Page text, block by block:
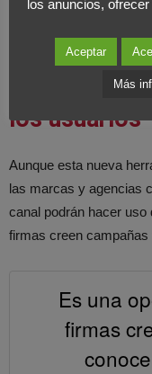
abajo las stories.
moderación que no
Un espacio
los usuarios
Aunque esta nueva
las marcas y agencias
canal podrán hacer uso
firmas creen
Es una
firmas
los anuncios,
Aceptar
Más